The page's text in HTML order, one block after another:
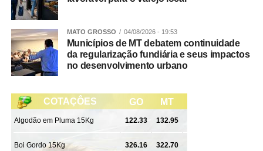
MATO GROSSO 04/08/2026 - 19:53
Municípios de MT debatem continuidade
da regularização fundiária e seus impactos
no desenvolvimento urbano